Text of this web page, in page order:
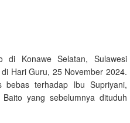
di Konawe Selatan, Sulawesi
Hari Guru, 25 November 2024.
bebas terhadap Ibu Supriyani,
yang sebelumnya dituduh